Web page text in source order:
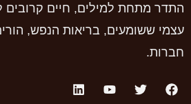
התדר מתחת למילים, חיים קרובים
עצמי ששומעים, בריאות הנפש, הורים
חברות.